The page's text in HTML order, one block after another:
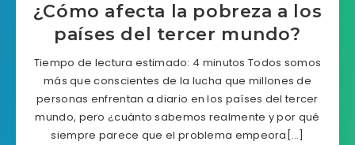
¿Cómo afecta la pobreza a los
países del tercer mundo?
Tiempo de lectura estimado: 4 minutos Todos somos
más que conscientes de la lucha que millones de
personas enfrentan a diario en los países del tercer
mundo, pero ¿cuánto sabemos realmente y por qué
siempre parece que el problema empeora[…]